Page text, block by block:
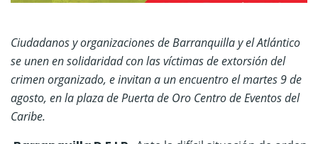
Ciudadanos y organizaciones de Barranquilla y el Atlántico
se unen en solidaridad con las víctimas de extorsión del
crimen organizado, e invitan a un encuentro el martes 9 de
agosto, en la plaza de Puerta de Oro Centro de Eventos del
Caribe.